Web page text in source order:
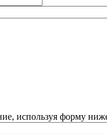
используя форму